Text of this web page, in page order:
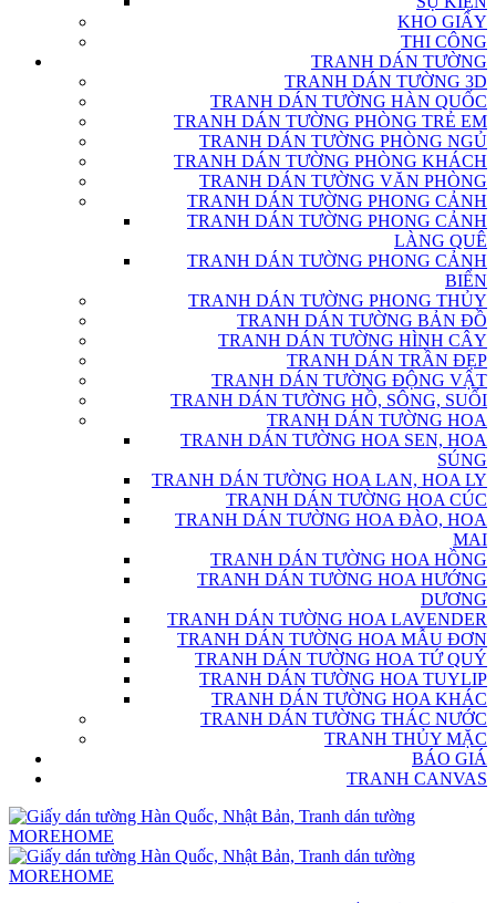
KHO GIẤY
THI CÔNG
TRANH DÁN TƯỜNG
TRANH DÁN TƯỜNG 3D
TRANH DÁN TƯỜNG HÀN QUỐC
TRANH DÁN TƯỜNG PHÒNG TRẺ EM
TRANH DÁN TƯỜNG PHÒNG NGỦ
TRANH DÁN TƯỜNG PHÒNG KHÁCH
TRANH DÁN TƯỜNG VĂN PHÒNG
TRANH DÁN TƯỜNG PHONG CẢNH
TRANH DÁN TƯỜNG PHONG CẢNH
LÀNG QUÊ
TRANH DÁN TƯỜNG PHONG CẢNH
BIỂN
TRANH DÁN TƯỜNG PHONG THỦY
TRANH DÁN TƯỜNG BẢN ĐỒ
TRANH DÁN TƯỜNG HÌNH CÂY
TRANH DÁN TRẦN ĐẸP
TRANH DÁN TƯỜNG ĐỘNG VẬT
TRANH DÁN TƯỜNG HỒ, SÔNG, SUỐI
TRANH DÁN TƯỜNG HOA
TRANH DÁN TƯỜNG HOA SEN, HOA
SÚNG
TRANH DÁN TƯỜNG HOA LAN, HOA LY
TRANH DÁN TƯỜNG HOA CÚC
TRANH DÁN TƯỜNG HOA ĐÀO, HOA
MAI
TRANH DÁN TƯỜNG HOA HỒNG
TRANH DÁN TƯỜNG HOA HƯỚNG
DƯƠNG
TRANH DÁN TƯỜNG HOA LAVENDER
TRANH DÁN TƯỜNG HOA MẪU ĐƠN
TRANH DÁN TƯỜNG HOA TỨ QUÝ
TRANH DÁN TƯỜNG HOA TUYLIP
TRANH DÁN TƯỜNG HOA KHÁC
TRANH DÁN TƯỜNG THÁC NƯỚC
TRANH THỦY MẶC
BÁO GIÁ
TRANH CANVAS